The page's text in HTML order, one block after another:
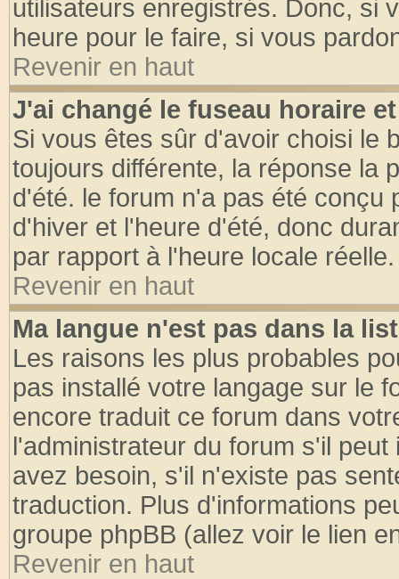
utilisateurs enregistrés. Donc, si
heure pour le faire, si vous
Revenir en haut
J'ai changé le fuseau horaire
Si vous êtes sûr d'avoir choisi le
toujours différente, la réponse la
d'été. le forum n'a pas été conçu
d'hiver et l'heure d'été, donc
par rapport à l'heure locale réelle.
Revenir en haut
Ma langue n'est pas dans la
Les raisons les plus probables
pas installé votre langage sur le
encore traduit ce forum dans
l'administrateur du forum s'il
avez besoin, s'il n'existe pas
traduction. Plus d'informations
groupe phpBB (allez voir le lien
Revenir en haut